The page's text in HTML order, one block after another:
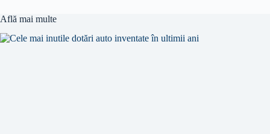
Află mai multe